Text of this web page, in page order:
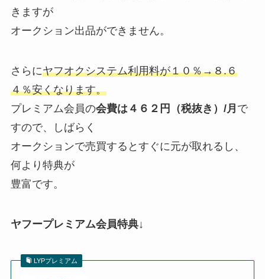
きますが
オークション出品ができません。
さらにヤフオクシステム利用料が１０％→８.６
４％安くなります。
プレミアム会員の会費は４６２円（税抜き）/月 で
すので、しばらく
オークションで売買するとすぐに元が取れるし、
何より特典が
豊富です。
ヤフープレミアム会員特典↓
LYPプレミアム